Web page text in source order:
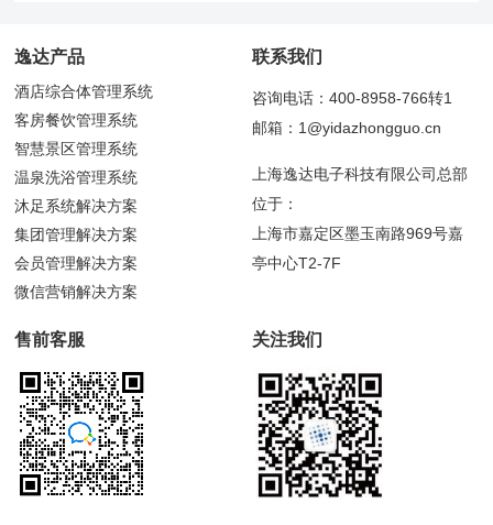
逸达产品
酒店综合体管理系统
客房餐饮管理系统
智慧景区管理系统
温泉洗浴管理系统
沐足系统解决方案
集团管理解决方案
会员管理解决方案
微信营销解决方案
联系我们
咨询电话：400-8958-766转1
邮箱：1@yidazhongguo.cn
上海逸达电子科技有限公司总部
位于：
上海市嘉定区墨玉南路969号嘉
亭中心T2-7F
售前客服 关注我们